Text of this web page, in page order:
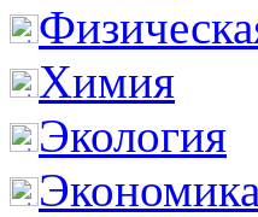
Химия
Экология
Экономика